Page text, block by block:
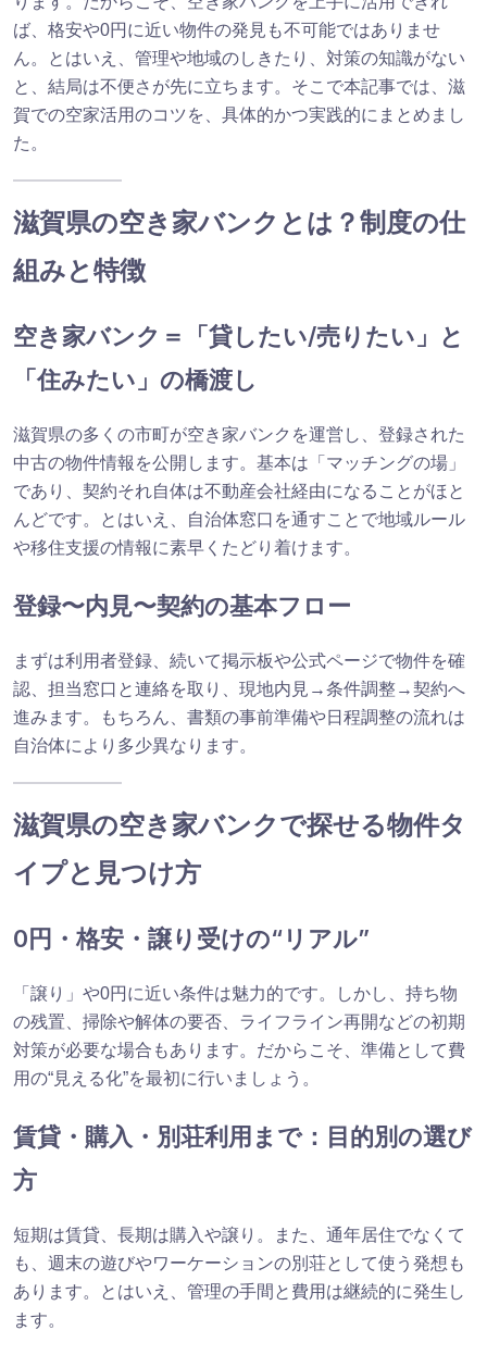
ば、格安や0円に近い物件の発見も不可能ではありませ
ん。とはいえ、管理や地域のしきたり、対策の知識がない
と、結局は不便さが先に立ちます。そこで本記事では、滋
賀での空家活用のコツを、具体的かつ実践的にまとめまし
た。
滋賀県の空き家バンクとは？制度の仕
組みと特徴
空き家バンク＝「貸したい/売りたい」と
「住みたい」の橋渡し
滋賀県の多くの市町が空き家バンクを運営し、登録された
中古の物件情報を公開します。基本は「マッチングの場」
であり、契約それ自体は不動産会社経由になることがほと
んどです。とはいえ、自治体窓口を通すことで地域ルール
や移住支援の情報に素早くたどり着けます。
登録〜内見〜契約の基本フロー
まずは利用者登録、続いて掲示板や公式ページで物件を確
認、担当窓口と連絡を取り、現地内見→条件調整→契約へ
進みます。もちろん、書類の事前準備や日程調整の流れは
自治体により多少異なります。
滋賀県の空き家バンクで探せる物件タ
イプと見つけ方
0円・格安・譲り受けの“リアル”
「譲り」や0円に近い条件は魅力的です。しかし、持ち物
の残置、掃除や解体の要否、ライフライン再開などの初期
対策が必要な場合もあります。だからこそ、準備として費
用の“見える化”を最初に行いましょう。
賃貸・購入・別荘利用まで：目的別の選び
方
短期は賃貸、長期は購入や譲り。また、通年居住でなくて
も、週末の遊びやワーケーションの別荘として使う発想も
あります。とはいえ、管理の手間と費用は継続的に発生し
ます。